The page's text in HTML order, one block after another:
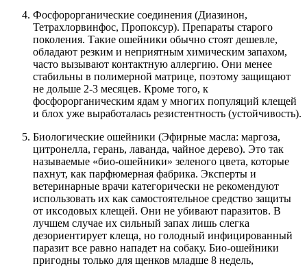
Фосфорорганические соединения (Диазинон,
Тетрахлорвинфос, Пропоксур). Препараты старого
поколения. Такие ошейники обычно стоят дешевле,
обладают резким и неприятным химическим запахом,
часто вызывают контактную аллергию. Они менее
стабильны в полимерной матрице, поэтому защищают
не дольше 2-3 месяцев. Кроме того, к
фосфорорганическим ядам у многих популяций клещей
и блох уже выработалась резистентность (устойчивость).
Биологические ошейники (Эфирные масла: маргоза,
цитронелла, герань, лаванда, чайное дерево). Это так
называемые «био-ошейники» зеленого цвета, которые
пахнут, как парфюмерная фабрика. Эксперты и
ветеринарные врачи категорически не рекомендуют
использовать их как самостоятельное средство защиты
от иксодовых клещей. Они не убивают паразитов. В
лучшем случае их сильный запах лишь слегка
дезориентирует клеща, но голодный инфицированный
паразит все равно нападет на собаку. Био-ошейники
пригодны только для щенков младше 8 недель,